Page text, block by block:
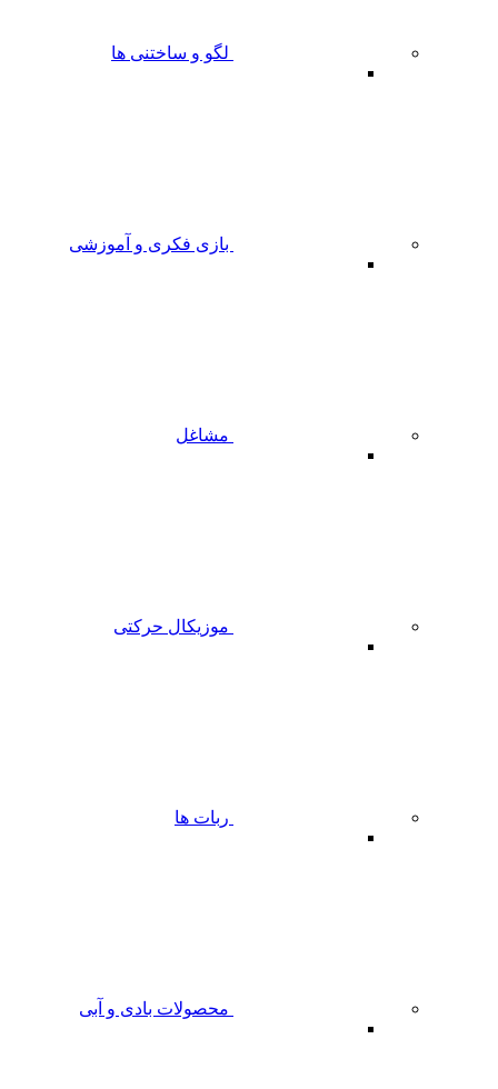
لگو و ساختنی ها
بازی فکری و آموزشی
مشاغل
موزیکال حرکتی
ربات ها
محصولات بادی و آبی